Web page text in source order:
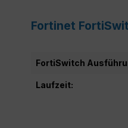
Fortinet
FortiSwitch
Laufzeit: